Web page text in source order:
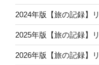
2024年版【旅の記録】
2025年版【旅の記録】
2026年版【旅の記録】